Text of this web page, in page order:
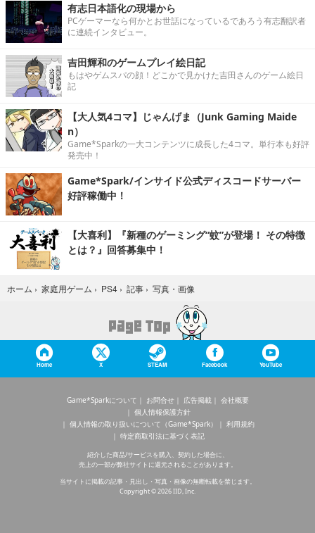
有志日本語化の現場から
PCゲーマーなら何かとお世話になっているであろう有志翻訳者
に連続インタビュー。
吉田輝和のゲームプレイ絵日記
もはやゲムスパの顔！どこかで見かけた吉田さんのゲーム絵日
記
【大人気4コマ】じゃんげま（Junk Gaming Maide
n）
Game*Sparkの一大コンテンツに成長した4コマ。単行本も好評
発売中！
Game*Spark/インサイド公式ディスコードサーバー
好評稼働中！
【大喜利】『新種のゲーミング“蚊”が登場！ その特徴
とは？』回答募集中！
ホーム › 家庭用ゲーム › PS4 › 記事 › 写真・画像
Home X STEAM Facebook YouTube
Game*Sparkについて お問合せ 広告掲載
会社概要
個人情報保護方針
個人情報の取り扱いについて（Game*Spark）
利用規約
特定商取引法に基づく表記
紹介した商品/サービスを購入、契約した場合に、
売上の一部が弊社サイトに還元されることがあります。
当サイトに掲載の記事・見出し・写真・画像の無断転載を禁じます。
Copyright © 2026 IID, Inc.